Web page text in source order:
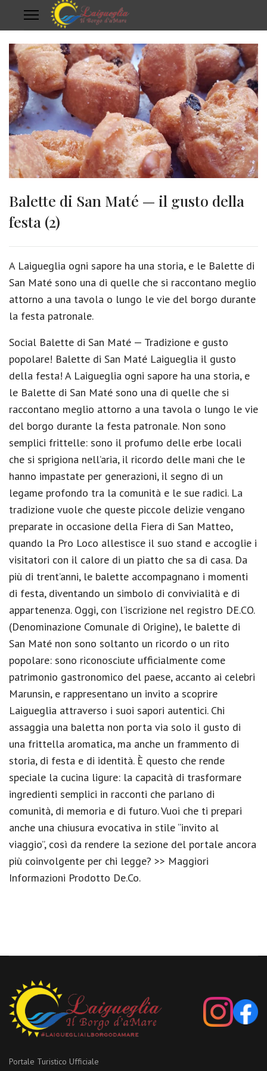
Balette di San Maté — il gusto della
festa (2)
A Laigueglia ogni sapore ha una storia, e le Balette di
San Maté sono una di quelle che si raccontano meglio
attorno a una tavola o lungo le vie del borgo durante
la festa patronale.
Social Balette di San Maté — Tradizione e gusto
popolare! Balette di San Maté Laigueglia il gusto
della festa! A Laigueglia ogni sapore ha una storia, e
le Balette di San Maté sono una di quelle che si
raccontano meglio attorno a una tavola o lungo le vie
del borgo durante la festa patronale. Non sono
semplici frittelle: sono il profumo delle erbe locali
che si sprigiona nell’aria, il ricordo delle mani che le
hanno impastate per generazioni, il segno di un
legame profondo tra la comunità e le sue radici. La
tradizione vuole che queste piccole delizie vengano
preparate in occasione della Fiera di San Matteo,
quando la Pro Loco allestisce il suo stand e accoglie i
visitatori con il calore di un piatto che sa di casa. Da
più di trent’anni, le balette accompagnano i momenti
di festa, diventando un simbolo di convivialità e di
appartenenza. Oggi, con l’iscrizione nel registro DE.CO.
(Denominazione Comunale di Origine), le balette di
San Maté non sono soltanto un ricordo o un rito
popolare: sono riconosciute ufficialmente come
patrimonio gastronomico del paese, accanto ai celebri
Marunsin, e rappresentano un invito a scoprire
Laigueglia attraverso i suoi sapori autentici. Chi
assaggia una baletta non porta via solo il gusto di
una frittella aromatica, ma anche un frammento di
storia, di festa e di identità. È questo che rende
speciale la cucina ligure: la capacità di trasformare
ingredienti semplici in racconti che parlano di
comunità, di memoria e di futuro. Vuoi che ti prepari
anche una chiusura evocativa in stile “invito al
viaggio”, così da rendere la sezione del portale ancora
più coinvolgente per chi legge? >> Maggiori
Informazioni Prodotto De.Co.
Portale Turistico Ufficiale